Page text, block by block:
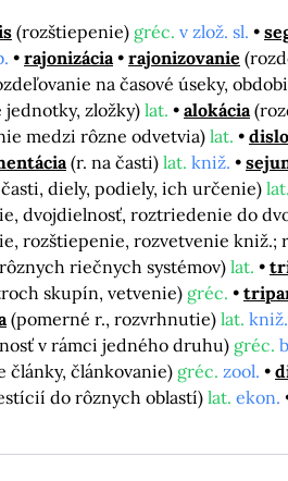
(rozštiepenie) gréc. v zlož. sl.
rajonizácia rajonizovanie
na časové úseky,
zložky) lat. alokácia
medzi rôzne odvetvia) lat.
(r. na časti) lat. kniž.
diely, podiely, ich určenie) lat.
dvojdielnosť, roztriedenie do
rozštiepenie, rozvetvenie kniž.;
riečnych systémov) lat.
skupín, vetvenie) gréc.
(pomerné r., rozvrhnutie) lat.
v rámci jedného druhu) gréc.
články, článkovanie) gréc. zool.
do rôznych oblastí) lat. ekon.